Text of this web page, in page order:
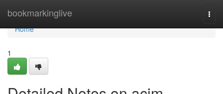
bookmarkinglive
Home
Home
1